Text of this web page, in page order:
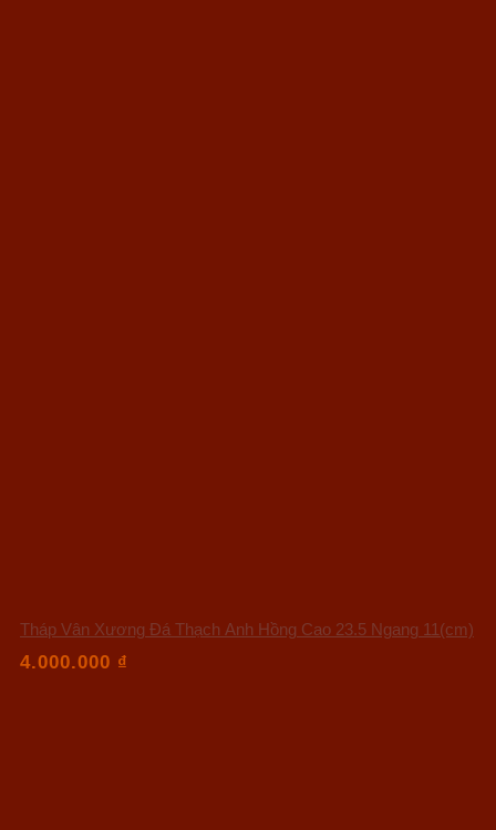
Tháp Vân Xương Đá Thạch Anh Hồng Cao 23.5 Ngang 11(cm)
4.000.000 ₫